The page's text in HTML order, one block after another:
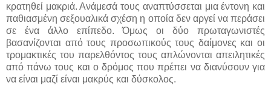
κρατηθεί μακριά. Ανάμεσά τους αναπτύσσεται μια έντονη και
παθιασμένη σεξουαλικά σχέση η οποία δεν αργεί να περάσει
σε ένα άλλο επίπεδο. Όμως οι δύο πρωταγωνιστές
βασανίζονται από τους προσωπικούς τους δαίμονες και οι
τρομακτικές του παρελθόντος τους απλώνονται απειλητικές
από πάνω τους και ο δρόμος που πρέπει να διανύσουν για
να είναι μαζί είναι μακρύς και δύσκολος.